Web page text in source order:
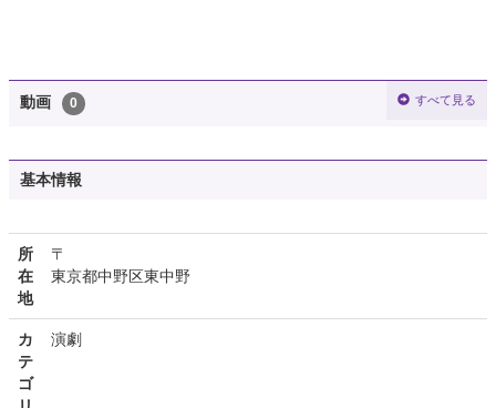
動画 0 すべて見る
基本情報
所
在
地
〒
東京都中野区東中野
カ
テ
ゴ
演劇